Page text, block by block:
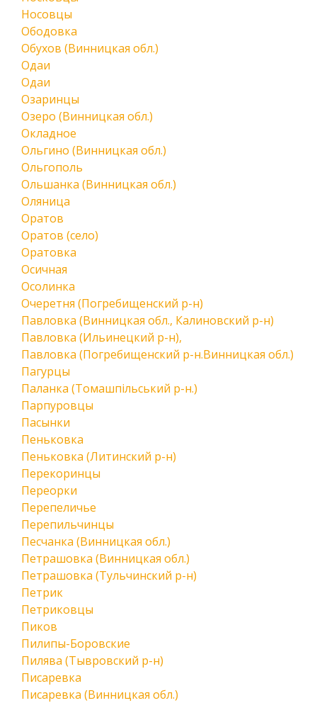
Носовцы
Ободовка
Обухов (Винницкая обл.)
Одаи
Одаи
Озаринцы
Озеро (Винницкая обл.)
Окладное
Ольгино (Винницкая обл.)
Ольгополь
Ольшанка (Винницкая обл.)
Оляница
Оратов
Оратов (село)
Оратовка
Осичная
Осолинка
Очеретня (Погребищенский р-н)
Павловка (Винницкая обл., Калиновский р-н)
Павловка (Ильинецкий р-н),
Павловка (Погребищенский р-н.Винницкая обл.)
Пагурцы
Паланка (Томашпільський р-н.)
Парпуровцы
Пасынки
Пеньковка
Пеньковка (Литинский р-н)
Перекоринцы
Переорки
Перепеличье
Перепильчинцы
Песчанка (Винницкая обл.)
Петрашовка (Винницкая обл.)
Петрашовка (Тульчинский р-н)
Петрик
Петриковцы
Пиков
Пилипы-Боровские
Пилява (Тывровский р-н)
Писаревка
Писаревка (Винницкая обл.)